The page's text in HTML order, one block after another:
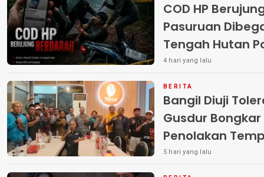
COD HP
Pasuruan
Tengah Hutan Polisi Buru Tiga
Pelaku
4 hari yang lalu
BERITA
Bangil Diuji
Gusdur
Penolakan
5 hari yang lalu